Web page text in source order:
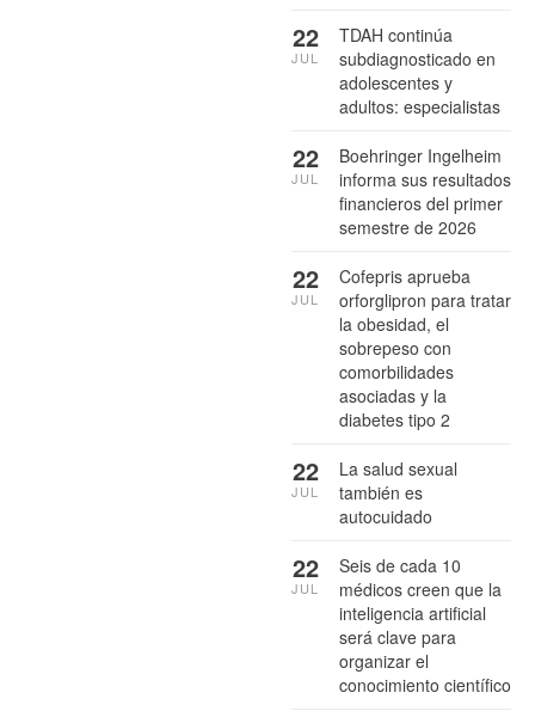
TDAH continúa
subdiagnosticado en
adolescentes y
adultos: especialistas
22
JUL
Boehringer Ingelheim
informa sus resultados
financieros del primer
semestre de 2026
22
JUL
Cofepris aprueba
orforglipron para tratar
la obesidad, el
sobrepeso con
comorbilidades
asociadas y la
diabetes tipo 2
22
JUL
La salud sexual
también es
autocuidado
22
JUL
Seis de cada 10
médicos creen que la
inteligencia artificial
será clave para
organizar el
conocimiento científico
22
JUL